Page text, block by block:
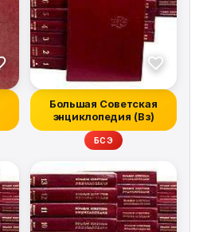
Большая Советская
энциклопедия (Вз)
БСЭ